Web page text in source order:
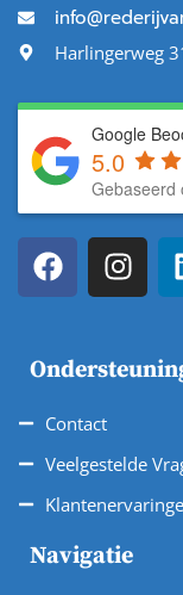
Harlingerweg
Google
5.0
Gebaseerd
Contact
Veelgestelde
Navigatie